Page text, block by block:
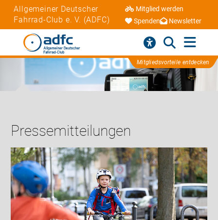
Allgemeiner Deutscher
Fahrrad-Club e. V. (ADFC)
Mitglied werden
Spenden
Newsletter
Mitgliedsvorteile entdecken
Pressemitteilungen